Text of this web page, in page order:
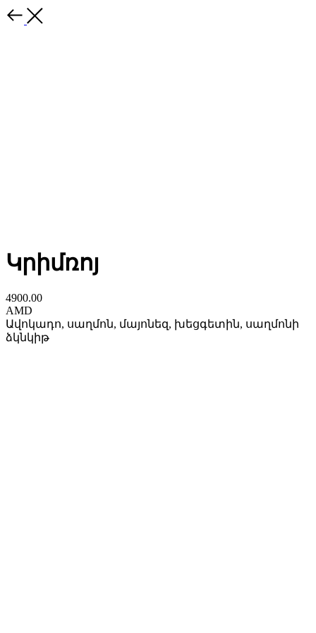
Կրիմռոյ
4900.00
AMD
Ավոկադո, սաղմոն, մայոնեզ, խեցգետին, սաղմոնի
ձկնկիթ